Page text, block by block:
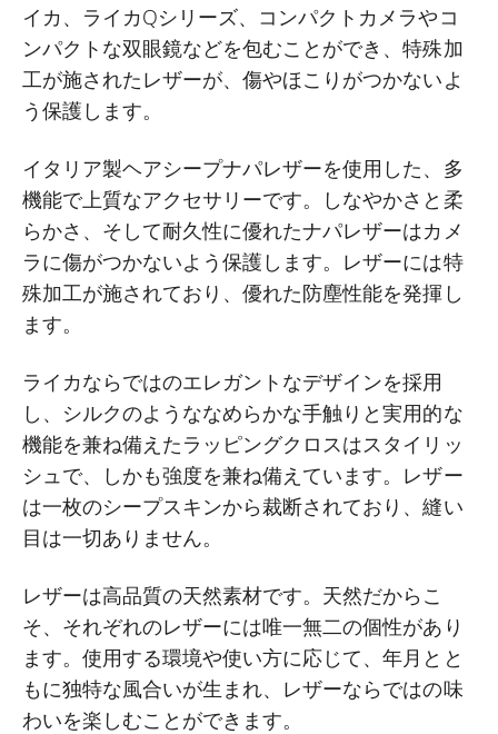
イカ、ライカQシリーズ、コンパクトカメラやコ
ンパクトな双眼鏡などを包むことができ、特殊加
工が施されたレザーが、傷やほこりがつかないよ
う保護します。
イタリア製ヘアシープナパレザーを使用した、多
機能で上質なアクセサリーです。しなやかさと柔
らかさ、そして耐久性に優れたナパレザーはカメ
ラに傷がつかないよう保護します。レザーには特
殊加工が施されており、優れた防塵性能を発揮し
ます。
ライカならではのエレガントなデザインを採用
し、シルクのようななめらかな手触りと実用的な
機能を兼ね備えたラッピングクロスはスタイリッ
シュで、しかも強度を兼ね備えています。レザー
は一枚のシープスキンから裁断されており、縫い
目は一切ありません。
レザーは高品質の天然素材です。天然だからこ
そ、それぞれのレザーには唯一無二の個性があり
ます。使用する環境や使い方に応じて、年月とと
もに独特な風合いが生まれ、レザーならではの味
わいを楽しむことができます。